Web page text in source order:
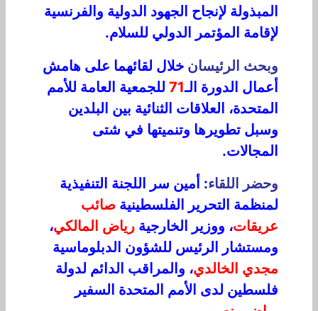
المبذولة لإنجاح الجهود الدولية والفرنسية
لإقامة المؤتمر الدولي للسلام.
وبحث الرئيسان خلال لقائهما على هامش
أعمال الدورة الـ71 للجمعية العامة للأمم
المتحدة، العلاقات الثنائية بين البلدين
وسبل تطويرها وتنميتها في شتى
المجالات.
وحضر اللقاء: أمين سر اللجنة التنفيذية
لمنظمة التحرير الفلسطينية صائب
عريقات، ووزير الخارجية رياض المالكي،
ومستشار الرئيس للشؤون الدبلوماسية
مجدي الخالدي، والمراقب الدائم لدولة
فلسطين لدى الأمم المتحدة السفير